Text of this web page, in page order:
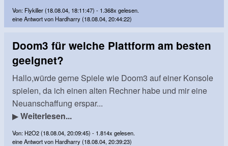
Von: Flykiller (18.08.04, 18:11:47) - 1.368x gelesen.
eine Antwort von Hardharry (18.08.04, 20:44:22)
Doom3 für welche Plattform am besten
geeignet?
Hallo,würde gerne Spiele wie Doom3 auf einer Konsole
spielen, da ich einen alten Rechner habe und mir eine
Neuanschaffung erspar...
▶Weiterlesen...
Von: H2O2 (18.08.04, 20:09:45) - 1.814x gelesen.
eine Antwort von Hardharry (18.08.04, 20:39:23)